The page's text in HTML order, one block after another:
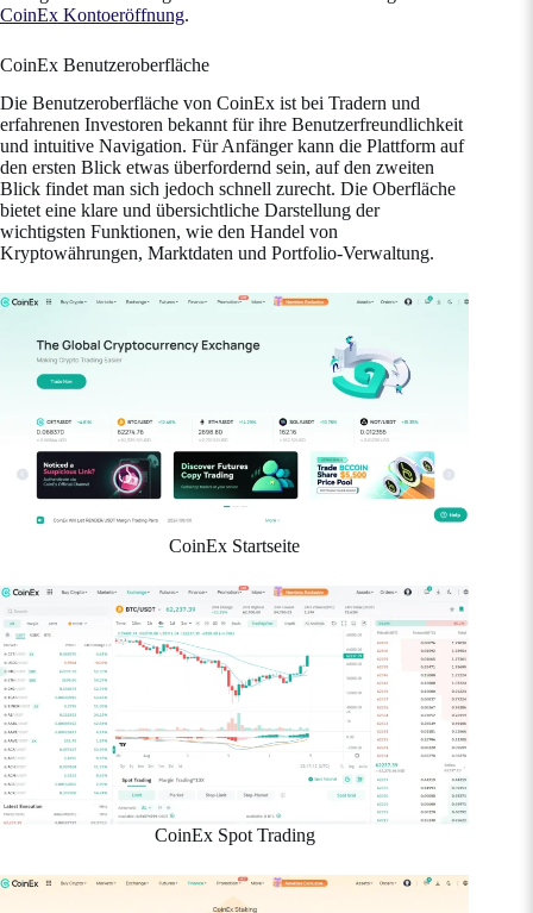
CoinEx Kontoeröffnung.
CoinEx Benutzeroberfläche
Die Benutzeroberfläche von CoinEx ist bei Tradern und
erfahrenen Investoren bekannt für ihre Benutzerfreundlichkeit
und intuitive Navigation. Für Anfänger kann die Plattform auf
den ersten Blick etwas überfordernd sein, auf den zweiten
Blick findet man sich jedoch schnell zurecht. Die Oberfläche
bietet eine klare und übersichtliche Darstellung der
wichtigsten Funktionen, wie den Handel von
Kryptowährungen, Marktdaten und Portfolio-Verwaltung.
CoinEx Startseite
CoinEx Spot Trading